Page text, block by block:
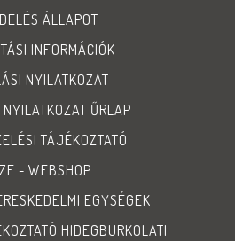
ÁLLAPOT
INFORMÁCIÓK
NYILATKOZAT
ŰRLAP
TÁJÉKOZTATÓ
- WEBSHOP
EGYSÉGEK
HIDEGBURKOLATI